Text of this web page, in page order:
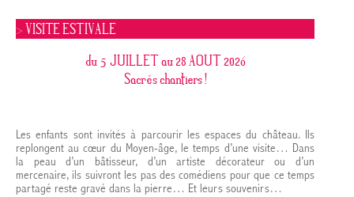
> VISITE ESTIVALE
du 5 JUILLET au 28 AOUT 2026
Sacrés chantiers !
Les enfants sont invités à parcourir les espaces du château. Ils
replongent au cœur du Moyen-âge, le temps d’une visite… Dans
la peau d’un bâtisseur, d’un artiste décorateur ou d’un
mercenaire, ils suivront les pas des comédiens pour que ce temps
partagé reste gravé dans la pierre… Et leurs souvenirs…